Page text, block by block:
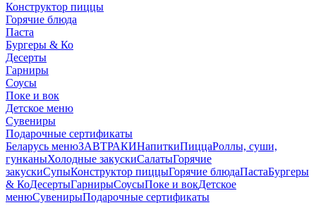
Конструктор пиццы
Горячие блюда
Паста
Бургеры & Ко
Десерты
Гарниры
Соусы
Поке и вок
Детское меню
Сувениры
Подарочные сертификаты
Беларусь менюЗАВТРАКИНапиткиПиццаРоллы, суши,
гунканыХолодные закускиСалатыГорячие
закускиСупыКонструктор пиццыГорячие блюдаПастаБургеры
& КоДесертыГарнирыСоусыПоке и вокДетское
менюСувенирыПодарочные сертификаты